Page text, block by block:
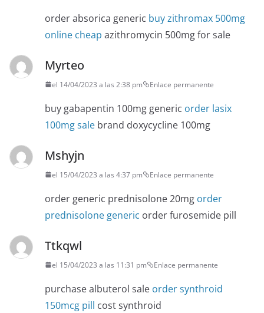
order absorica generic buy zithromax 500mg
online cheap azithromycin 500mg for sale
Myrteo
el 14/04/2023 a las 2:38 pm Enlace permanente
buy gabapentin 100mg generic order lasix
100mg sale brand doxycycline 100mg
Mshyjn
el 15/04/2023 a las 4:37 pm Enlace permanente
order generic prednisolone 20mg order
prednisolone generic order furosemide pill
Ttkqwl
el 15/04/2023 a las 11:31 pm Enlace permanente
purchase albuterol sale order synthroid
150mcg pill cost synthroid